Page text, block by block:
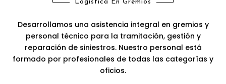
Logística En Gremios
Desarrollamos una asistencia integral en gremios y
personal técnico para la tramitación, gestión y
reparación de siniestros. Nuestro personal está
formado por profesionales de todas las categorías y
oficios.